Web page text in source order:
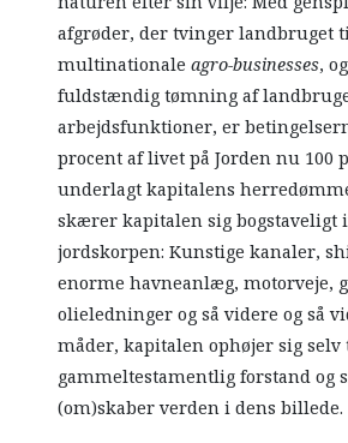
afgrøder, der tvinger landbruget
multinationaleagro-businesses,
fuldstændig tømning af
arbejdsfunktioner, er
procent af livet på Jorden nu 100
underlagt kapitalens
skærer kapitalen sig bogstaveligt
jordskorpen: Kunstige kanaler,
enorme havneanlæg, motorveje,
olieledninger og så videre og så
måder, kapitalen ophøjer sig
gammeltestamentlig forstand og
(om)skaber verden i dens billede.